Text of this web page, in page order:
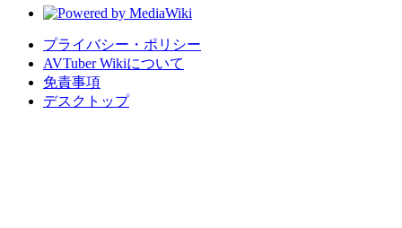
プライバシー・ポリシー
AVTuber Wikiについて
免責事項
デスクトップ